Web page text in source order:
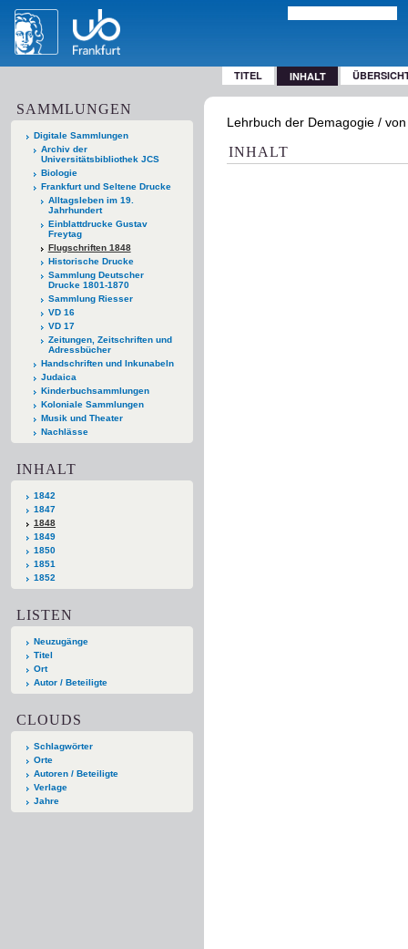
TITEL INHALT
SAMMLUNGEN
Digitale Sammlungen
Archiv der
Universitätsbibliothek JCS
Biologie
Frankfurt und Seltene Drucke
Alltagsleben im 19.
Jahrhundert
Einblattdrucke Gustav
Freytag
Flugschriften 1848
Historische Drucke
Sammlung Deutscher
Drucke 1801-1870
Sammlung Riesser
VD 16
VD 17
Zeitungen, Zeitschriften und
Adressbücher
Handschriften und Inkunabeln
Judaica
Kinderbuchsammlungen
Koloniale Sammlungen
Musik und Theater
Nachlässe
INHALT
1842
1847
1848
1849
1850
1851
1852
LISTEN
Neuzugänge
Titel
Ort
Autor / Beteiligte
CLOUDS
Schlagwörter
Orte
Autoren / Beteiligte
Verlage
Jahre
Lehrbuch der Demagogie /
INHALT